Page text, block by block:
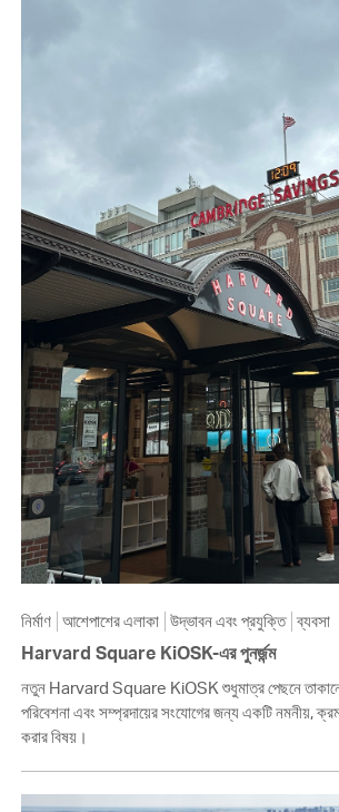
নির্মাণ আশেপাশের এলাকা উদ্ভাবন এবং প্রযুক্তি ব্যবসা
Harvard Square KiOSK-এর পুনর্জন্ম
নতুন Harvard Square KiOSK শুধুমাত্র পেছনে
পরিবেশনা এবং সম্প্রদায়ের সংযোগের জন্য একটি নমনীয়,
করার বিষয়।